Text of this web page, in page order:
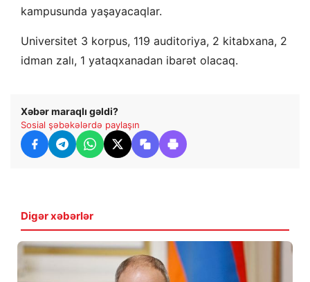
kampusunda yaşayacaqlar.
Universitet 3 korpus, 119 auditoriya, 2 kitabxana, 2
idman zalı, 1 yataqxanadan ibarət olacaq.
Xəbər maraqlı gəldi?
Sosial şəbəkələrdə paylaşın
Digər xəbərlər